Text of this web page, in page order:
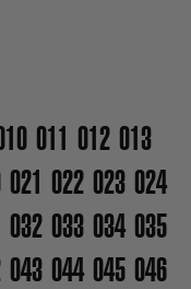
011 012 013
021 022 023 024
032 033 034 035
043 044 045 046